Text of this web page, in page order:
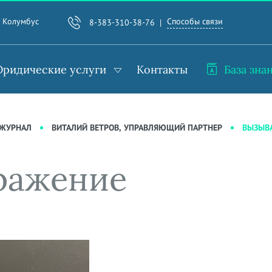
Колумбус 8-383-310-38-76 Способы связи
услуги Контакты База
ВИТАЛИЙ ВЕТРОВ, УПРАВЛЯЮЩИЙ ПАРТНЕР